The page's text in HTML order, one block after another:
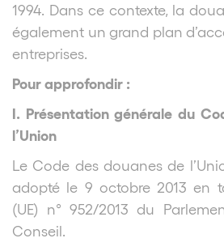
1994. Dans ce contexte, la
également un grand plan
entreprises.
Pour approfondir :
I. Présentation générale du
l’Union
Le Code des douanes de
adopté le 9 octobre 2013 en
(UE) n° 952/2013 du
Conseil.